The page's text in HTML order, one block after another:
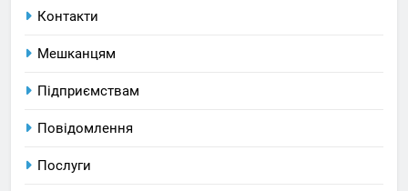
Контакти
Мешканцям
Підприємствам
Повідомлення
Послуги